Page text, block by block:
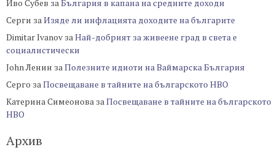
Иво Субев заБългария в капана на средните доходи
Серги заИзяде ли инфлацията доходите на българите
Dimitar Ivanov заНай-добрият за живеене град в света е
социалистически
John Ленин заПолезните идиоти на Ваймарска България
Серго заПосвещаване в тайните на българското НВО
Катерина Симеонова заПосвещаване в тайните на българското
НВО
Архив